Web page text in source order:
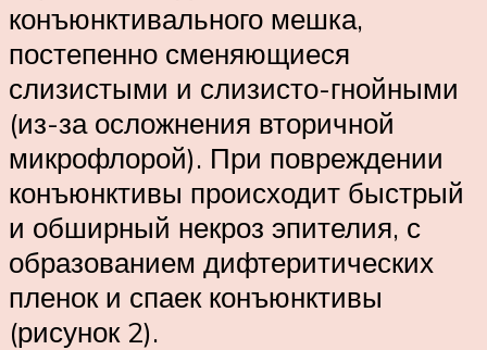
конъюнктивального мешка,
постепенно сменяющиеся
слизистыми и слизисто-гнойными
(из-за осложнения вторичной
микрофлорой). При повреждении
конъюнктивы происходит быстрый
и обширный некроз эпителия, с
образованием дифтеритических
пленок и спаек конъюнктивы
(рисунок 2).